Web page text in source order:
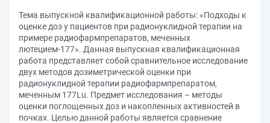
Тема выпускной квалификационной работы: «Подходы к
оценке доз у пациентов при радионуклидной терапии на
примере радиофармпрепаратов, меченных
лютецием-177». Данная выпускная квалификационная
работа представляет собой сравнительное исследование
двух методов дозиметрической оценки при
радионуклидной терапии радиофармпрепаратом,
меченным 177Lu. Предмет исследования – методы
оценки поглощенных доз и накопленных активностей в
почках. Целью данной работы является сравнение